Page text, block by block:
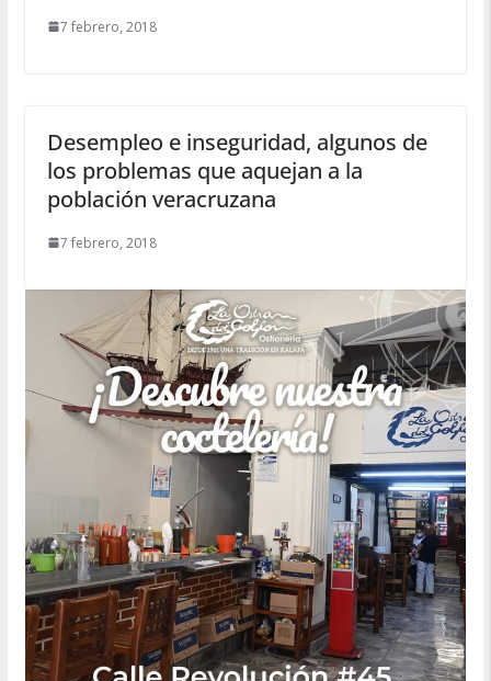
7 febrero, 2018
Desempleo e inseguridad, algunos de
los problemas que aquejan a la
población veracruzana
7 febrero, 2018